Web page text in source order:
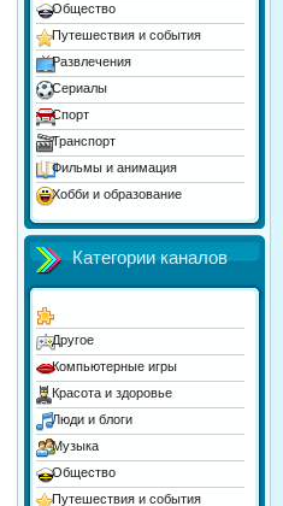
Общество
Путешествия и события
Развлечения
Сериалы
Спорт
Транспорт
Фильмы и анимация
Хобби и образование
Юмор
Категории каналов
Другое
Компьютерные игры
Красота и здоровье
Люди и блоги
Музыка
Общество
Путешествия и события